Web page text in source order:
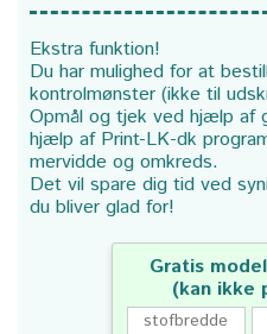
Ekstra funktion!
Du har mulighed for at
kontrolmønster (ikke til
Opmål og tjek ved hjælp af
hjælp af Print-LK-dk
mervidde og omkreds.
Det vil spare dig tid ved
du bliver glad for!
Gratis
(kan ikke